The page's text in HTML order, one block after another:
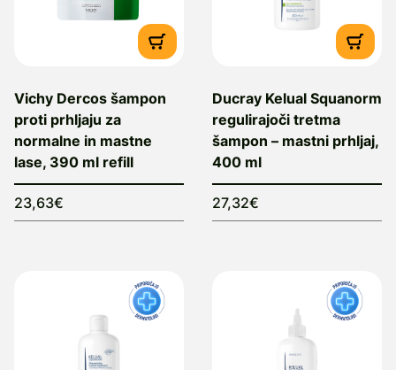
Vichy Dercos šampon
proti prhljaju za
normalne in mastne
lase, 390 ml refill
23,63€
Ducray Kelual Squanorm
regulirajoči tretma
šampon – mastni prhljaj,
400 ml
27,32€